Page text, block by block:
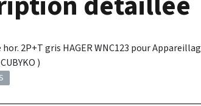
2P+T gris HAGER WNC123 pour
)